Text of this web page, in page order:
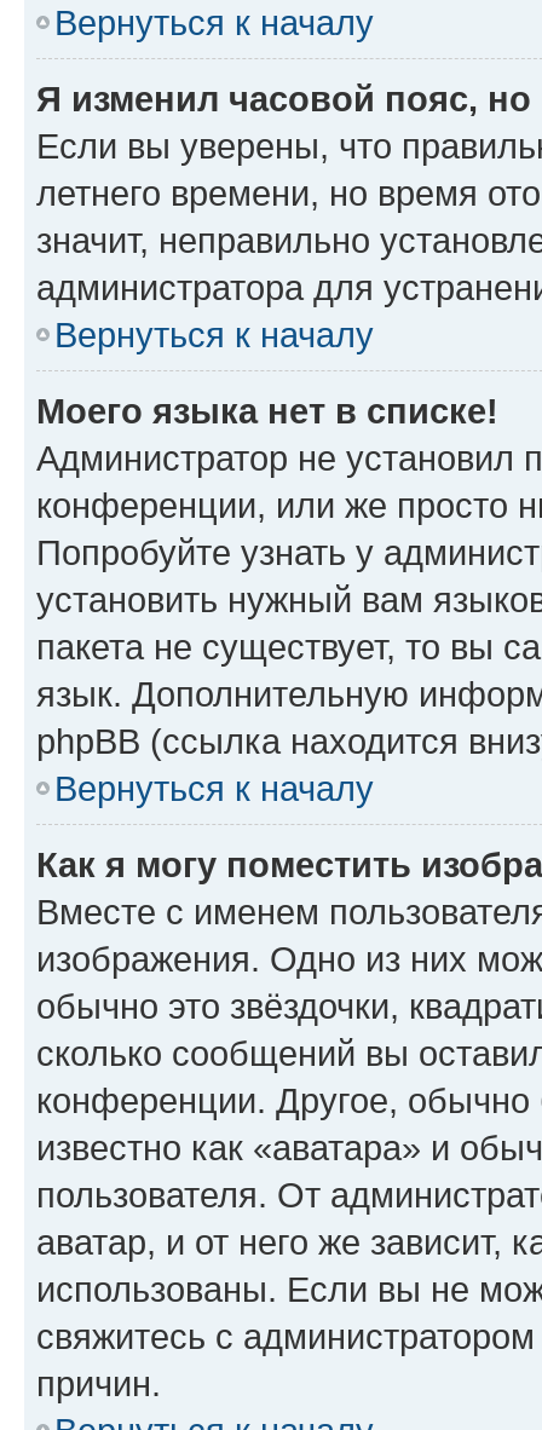
Вернуться к началу
Я изменил часовой пояс,
Если вы уверены, что
летнего времени, но время
значит, неправильно
администратора для
Вернуться к началу
Моего языка нет в списке!
Администратор не установил
конференции, или же просто
Попробуйте узнать у
установить нужный вам
пакета не существует, то вы
язык. Дополнительную
phpBB (ссылка находится
Вернуться к началу
Как я могу поместить
Вместе с именем
изображения. Одно из них
обычно это звёздочки,
сколько сообщений вы
конференции. Другое,
известно как «аватара» и
пользователя. От
аватар, и от него же зависит,
использованы. Если вы не
свяжитесь с
причин.